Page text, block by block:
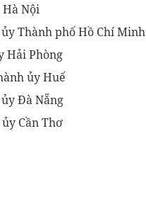
Nội
Thành phố Hồ Chí Minh
Hải Phòng
ủy Huế
Đà Nẵng
Cần Thơ